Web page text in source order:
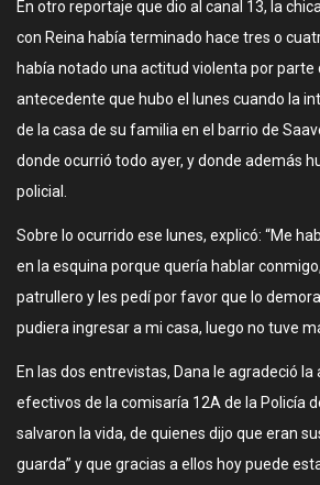
En otro reportaje que dio al canal 13, la
con Reina había terminado hace tres o
había notado una actitud violenta por parte
antecedente que hubo el lunes cuando la
de la casa de su familia en el barrio de
donde ocurrió todo ayer, y donde además
policial.
Sobre lo ocurrido ese lunes, explicó: “Me
en la esquina porque quería hablar
patrullero y les pedí por favor que lo
pudiera ingresar a mi casa, luego no tuve
En las dos entrevistas, Dana le agradeció la
efectivos de la comisaría 12A de la Policía
salvaron la vida, de quienes dijo que eran
guarda” y que gracias a ellos hoy puede